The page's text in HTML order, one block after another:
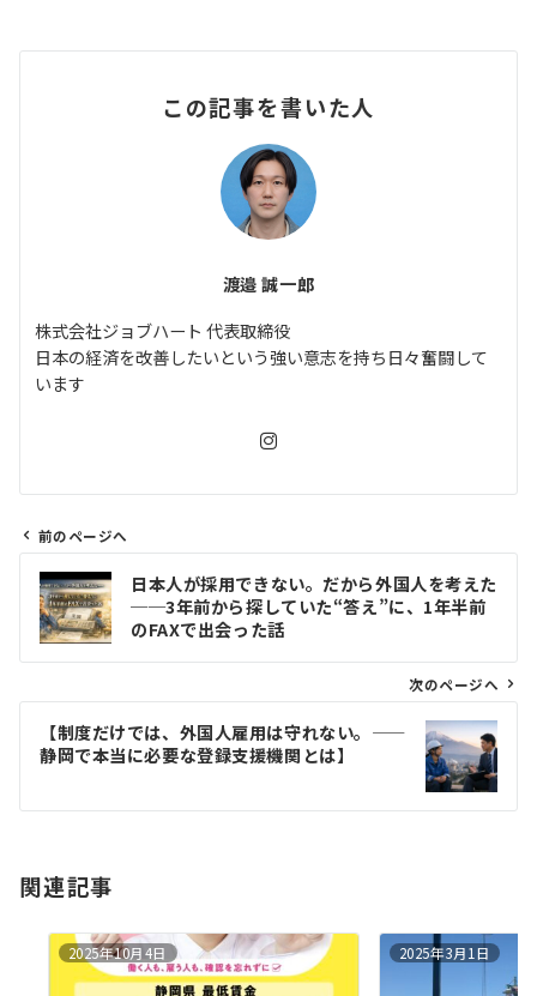
この記事を書いた人
渡邉 誠一郎
株式会社ジョブハート 代表取締役
日本の経済を改善したいという強い意志を持ち日々奮闘して
います
ビ
ン
前のページへ
日本人が採用できない。だから外国人を考えた
──3年前から探していた“答え”に、1年半前
のFAXで出会った話
次のページへ
【制度だけでは、外国人雇用は守れない。——
静岡で本当に必要な登録支援機関とは】
関連記事
2025年10月4日 2025年3月1日